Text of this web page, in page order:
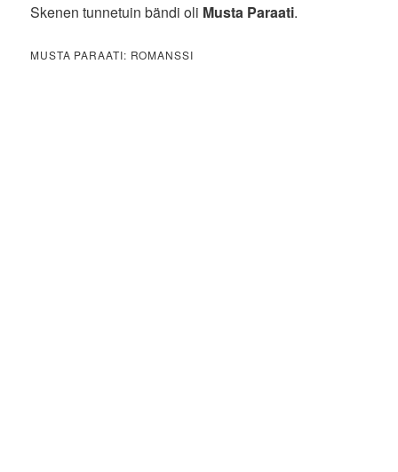
Skenen tunnetuin bändi oli Musta Paraati.
MUSTA PARAATI: ROMANSSI